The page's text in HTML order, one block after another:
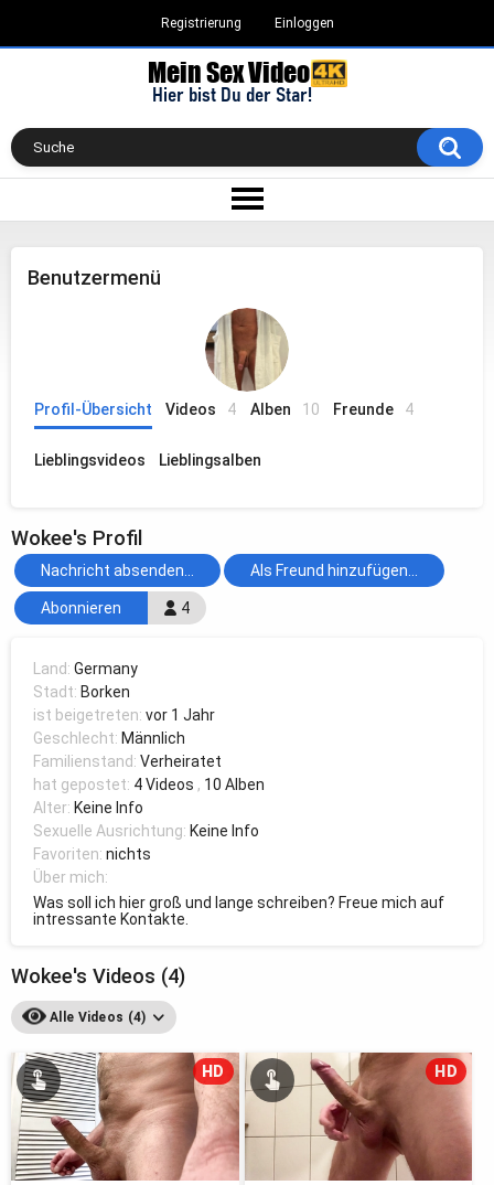
Registrierung Einloggen
Benutzermenü
Profil-Übersicht Videos 4 Alben 10 Freunde 4
Lieblingsvideos Lieblingsalben
Wokee's Profil
4
Abonnieren
Nachricht absenden... Als Freund hinzufügen...
Land:Germany
Stadt: Borken
ist beigetreten:vor 1 Jahr
Geschlecht: Männlich
Familienstand:Verheiratet
hat gepostet: 4 Videos , 10 Alben
Alter: Keine Info
Sexuelle Ausrichtung: Keine Info
Favoriten:nichts
Über mich:
Was soll ich hier groß und lange schreiben? Freue mich auf
intressante Kontakte.
Wokee's Videos (4)
Alle Videos (4)
HD HD